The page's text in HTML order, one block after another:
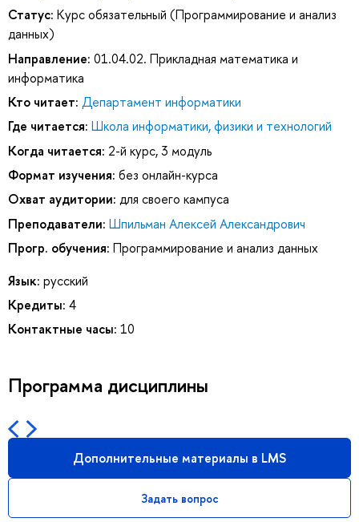
Статус: Курс обязательный (Программирование и анализ
данных)
Направление: 01.04.02. Прикладная математика и
информатика
Кто читает: Департамент информатики
Где читается: Школа информатики, физики и технологий
Когда читается: 2-й курс, 3 модуль
Формат изучения: без онлайн-курса
Охват аудитории: для своего кампуса
Преподаватели: Шпильман Алексей Александрович
Прогр. обучения: Программирование и анализ данных
Язык: русский
Кредиты: 4
Контактные часы: 10
Программа дисциплины
Дополнительные материалы в LMS
Задать вопрос